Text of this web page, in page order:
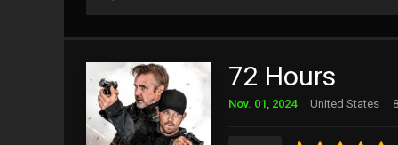
72 Hours
Nov. 01, 2024 United States